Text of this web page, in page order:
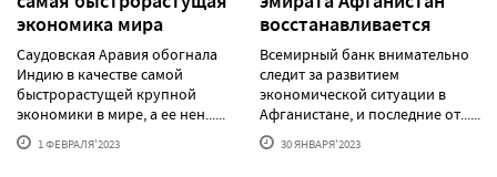
экономика мира
Саудовская Аравия обогнала
Индию в качестве самой
быстрорастущей крупной
экономики в мире, а ее нен......
1 ФЕВРАЛЯ'2023
восстанавливается
Всемирный банк внимательно
следит за развитием
экономической ситуации в
Афганистане, и последние от......
30 ЯНВАРЯ'2023